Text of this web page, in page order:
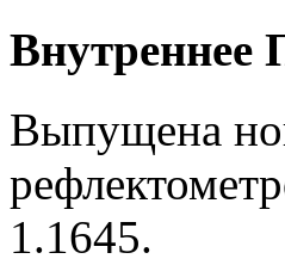
Внутреннее
Выпущена
1.1645.